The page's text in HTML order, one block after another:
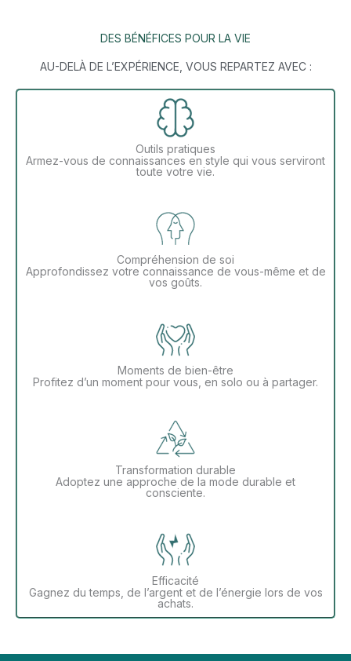
DES BÉNÉFICES POUR LA VIE
AU-DELÀ DE L’EXPÉRIENCE, VOUS REPARTEZ AVEC :
Outils pratiques
Armez-vous de connaissances en style qui vous serviront
toute votre vie.
Compréhension de soi
Approfondissez votre connaissance de vous-même et de
vos goûts.
Moments de bien-être
Profitez d’un moment pour vous, en solo ou à partager.
Transformation durable
Adoptez une approche de la mode durable et
consciente.
Efficacité
Gagnez du temps, de l’argent et de l’énergie lors de vos
achats.